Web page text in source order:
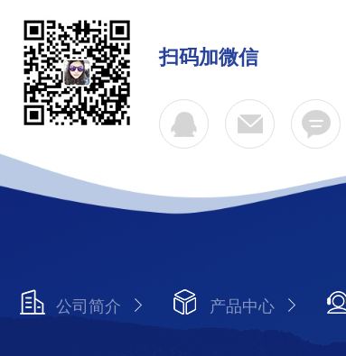
扫码加微信
公司简介 产品中心